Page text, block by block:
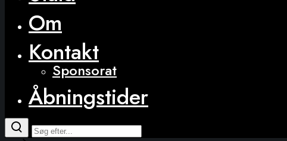
Om
Kontakt
Sponsorat
Åbningstider